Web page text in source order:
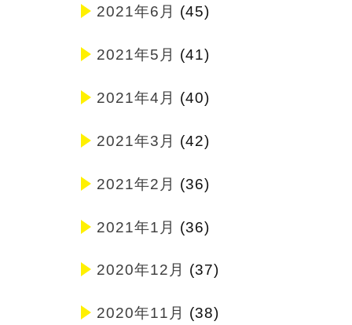
2021年6月 (45)
2021年5月 (41)
2021年4月 (40)
2021年3月 (42)
2021年2月 (36)
2021年1月 (36)
2020年12月 (37)
2020年11月 (38)